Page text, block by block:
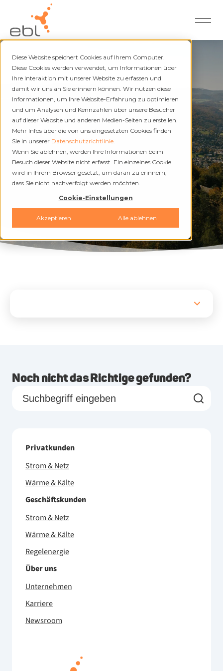
Diese Website speichert Cookies auf Ihrem Computer.
Diese Cookies werden verwendet, um Informationen über
Ihre Interaktion mit unserer Website zu erfassen und
damit wir uns an Sie erinnern können. Wir nutzen diese
Informationen, um Ihre Website-Erfahrung zu optimieren
und um Analysen und Kennzahlen über unsere Besucher
auf dieser Website und anderen Medien-Seiten zu erstellen.
Mehr Infos über die von uns eingesetzten Cookies finden
Sie in unserer Datenschutzrichtlinie.
Wenn Sie ablehnen, werden Ihre Informationen beim
Besuch dieser Website nicht erfasst. Ein einzelnes Cookie
wird in Ihrem Browser gesetzt, um daran zu erinnern,
dass Sie nicht nachverfolgt werden möchten.
Cookie-Einstellungen
Akzeptieren Alle ablehnen
EBL Blog
Bleiben Sie auf dem
Laufenden.
Noch nicht das Richtige gefunden?
Privatkunden
Strom & Netz
Wärme & Kälte
Geschäftskunden
Strom & Netz
Wärme & Kälte
Regelenergie
Über uns
Unternehmen
Karriere
Newsroom